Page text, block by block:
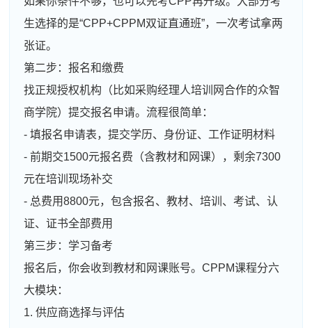
生选择的是“CPP+CPPM双证直通班”，一次考试拿两
张证。
第二步：报名和缴费
找正规授权机构（比如采购经理人培训网合作的众智
商学院）提交报名申请。流程很简单：
- 填报名申请表，提交学历、身份证、工作证明材料
- 前期交1500元报名费（含教材和网课），剩余7300
元在培训现场补交
- 总费用8800元，包含报名、教材、培训、考试、认
证、证书全部费用
第三步：学习备考
报名后，你会收到教材和网课账号。CPPM课程分六
大模块：
1. 供应商选择与评估